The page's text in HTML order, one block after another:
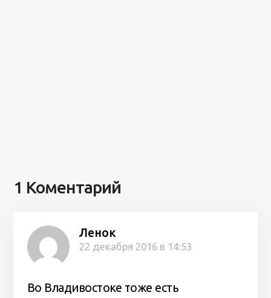
1 Коментарий
Ленок
22 декабря 2016 в 14:53
Во Владивостоке тоже есть